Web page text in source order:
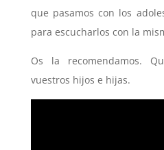
que pasamos con los
para escucharlos con la
Os la recomendamos.
vuestros hijos e hijas.